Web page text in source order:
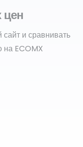
и сравнивать
на ECOMX